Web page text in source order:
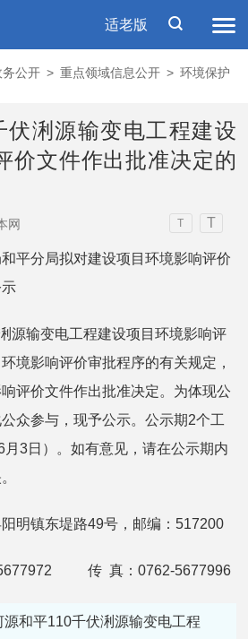
适老版
务公开 > 重点领域信息公开 > 环境保护
伏浰源输变电工程建设
价文件作出批准决定的
网 T T
分局拟对建设项目环境影响评价
输变电工程建设项目环境影响评
境影响评价审批程序的有关规定，
评价文件作出批准决定。为体现公
众参与，现予公示。公示期2个工
3日）。如有意见，请在公示期内
镇东堤路49号，邮编：517200
传 真：0762-5677996
源和平110千伏浰源输变电工程